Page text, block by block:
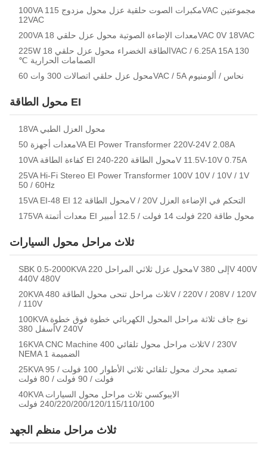
100VA مكبرات الصوت حلقية عزل محول مزدوج 115VAC مجموعتين
12VAC
200VA معدات الإضاءة الصوتية محول عزل حلقي 18VAC 0V 18VAC
225W الطاقة الخضراء محول عزل حلقي 18VAC / 6.25A 15A 130
℃ الصمامات الحرارية
محول عزل حلقي اتصالات 300 وات 60VAC / 5A نحاس / ألومنيوم
محول الطاقة EI
18VA محول العزل الطبي
معدات أجهزة 50VA EI Power Transformer 220V-24V 2.08A
10VA كفاءة الطاقة EI محول الطاقة 220-240V 11.5V-10V 0.75A
25VA Hi-Fi Stereo EI Power Transformer 100V 10V / 10V / 1V
50 / 60Hz
15VA EI-48 EI محول الطاقة 12V / 20V التحكم في الإضاءة العزل
175VA معدات أتمتة EI محول طاقة 220 فولت 14 فولت / 12.5 أمبير
ثلاث مراحل محول السيارات
SBK 0.5-2000KVA محول عزل ثلاثي المراحل 220V إلى 380V 400V
440V 480V
20KVA ثلاث مراحل تنحى محول الطاقة 480V / 220V / 208V / 120V
/ 110V
100KVA نوع جاف ثلاثة مراحل المحول الكهربائي خطوة فوق خطوة
أسفل 380V 240V
16KVA CNC Machine ثلاث مراحل محول تلقائي 400V / 230V
NEMA 1 الضميمة
25KVA تصعيد محرك محول تلقائي ثلاثي الأطوار 100 فولت / 95
فولت / 90 فولت / 80 فولت
40KVA الايبوكسي ثلاث مراحل محول السيارات
240/220/200/120/115/110/100 فولت
ثلاث مراحل منظم الجهد